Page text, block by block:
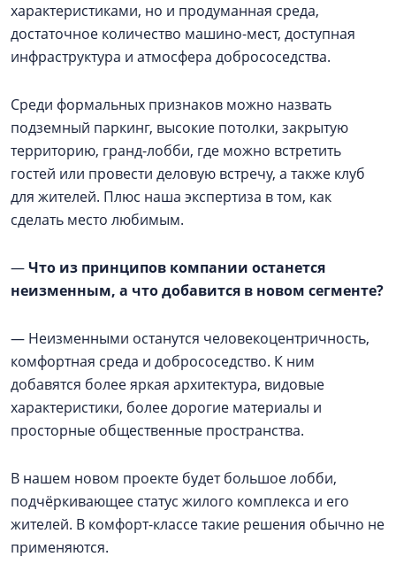
характеристиками, но и продуманная среда,
достаточное количество машино-мест, доступная
инфраструктура и атмосфера добрососедства.
Среди формальных признаков можно назвать
подземный паркинг, высокие потолки, закрытую
территорию, гранд-лобби, где можно встретить
гостей или провести деловую встречу, а также клуб
для жителей. Плюс наша экспертиза в том, как
сделать место любимым.
—Что из принципов компании останется
неизменным, а что добавится в новом сегменте?
— Неизменными останутся человекоцентричность,
комфортная среда и добрососедство. К ним
добавятся более яркая архитектура, видовые
характеристики, более дорогие материалы и
просторные общественные пространства.
В нашем новом проекте будет большое лобби,
подчёркивающее статус жилого комплекса и его
жителей. В комфорт-классе такие решения обычно не
применяются.